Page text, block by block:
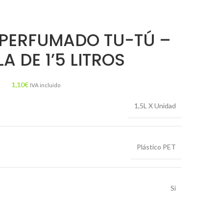
TU-TÚ –
DE 1’5 LITROS
1,10€ IVA incluido
1,5L X Unidad
Plástico PET
Sí